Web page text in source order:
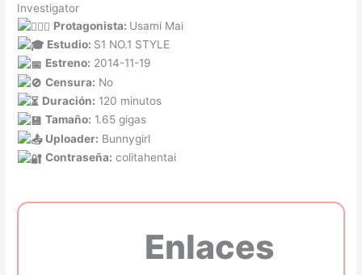
Investigator
Protagonista: Usami Mai
Estudio: S1 NO.1 STYLE
Estreno: 2014-11-19
Censura: No
Duración: 120 minutos
Tamaño: 1.65 gigas
Uploader: Bunnygirl
Contraseña: colitahentai
Enlaces